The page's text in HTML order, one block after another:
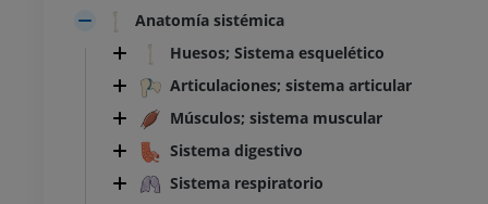
Anatomía sistémica
Huesos; Sistema esquelético
Articulaciones; sistema articular
Músculos; sistema muscular
Sistema digestivo
Sistema respiratorio